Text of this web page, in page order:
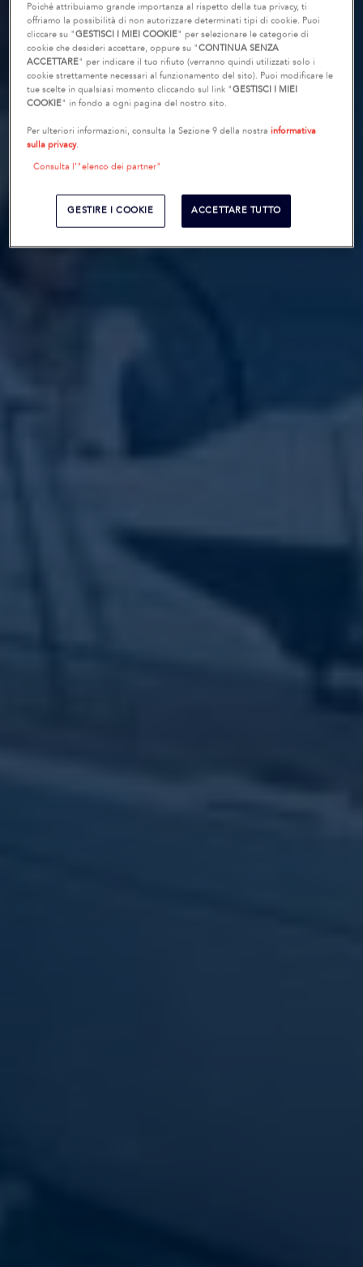
Poiché attribuiamo grande importanza al rispetto della tua privacy, ti
offriamo la possibilità di non autorizzare determinati tipi di cookie. Puoi
cliccare su "GESTISCI I MIEI COOKIE" per selezionare le categorie di
cookie che desideri accettare, oppure su "CONTINUA SENZA
ACCETTARE" per indicare il tuo rifiuto (verranno quindi utilizzati solo i
cookie strettamente necessari al funzionamento del sito). Puoi modificare le
tue scelte in qualsiasi momento cliccando sul link "GESTISCI I MIEI
COOKIE" in fondo a ogni pagina del nostro sito.
Per ulteriori informazioni, consulta la Sezione 9 della nostra informativa
sulla privacy.
Consulta l’"elenco dei partner"
GESTIRE I COOKIE ACCETTARE TUTTO